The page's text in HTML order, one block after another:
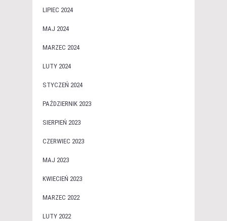
LIPIEC 2024
MAJ 2024
MARZEC 2024
LUTY 2024
STYCZEŃ 2024
PAŹDZIERNIK 2023
SIERPIEŃ 2023
CZERWIEC 2023
MAJ 2023
KWIECIEŃ 2023
MARZEC 2022
LUTY 2022